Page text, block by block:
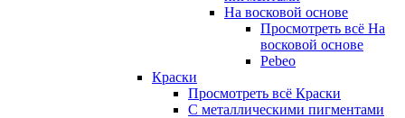
На восковой основе
Просмотреть всё На
восковой основе
Pebeo
Краски
Просмотреть всё Краски
С металлическими пигментами